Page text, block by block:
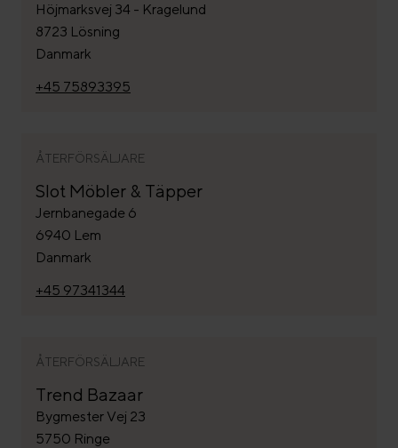
Höjmarksvej 34 - Kragelund
8723 Lösning
Danmark
+45 75893395
ÅTERFÖRSÄLJARE
Slot Möbler & Täpper
Jernbanegade 6
6940 Lem
Danmark
+45 97341344
ÅTERFÖRSÄLJARE
Trend Bazaar
Bygmester Vej 23
5750 Ringe